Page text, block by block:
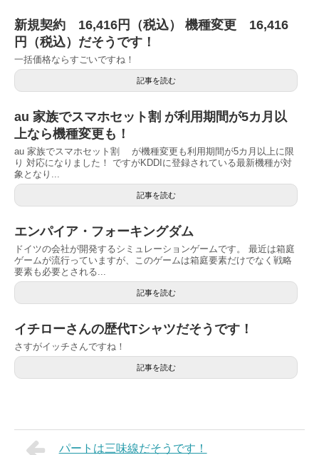
新規契約 16,416円（税込） 機種変更 16,416
円（税込）だそうです！
一括価格ならすごいですね！
記事を読む
au 家族でスマホセット割 が利用期間が5カ月以
上なら機種変更も！
au 家族でスマホセット割 が機種変更も利用期間が5カ月以上に限
り 対応になりました！ ですがKDDIに登録されている最新機種が対
象となり...
記事を読む
エンパイア・フォーキングダム
ドイツの会社が開発するシミュレーションゲームです。 最近は箱庭
ゲームが流行っていますが、このゲームは箱庭要素だけでなく戦略
要素も必要とされる...
記事を読む
イチローさんの歴代Tシャツだそうです！
さすがイッチさんですね！
記事を読む
パートは三味線だそうです！